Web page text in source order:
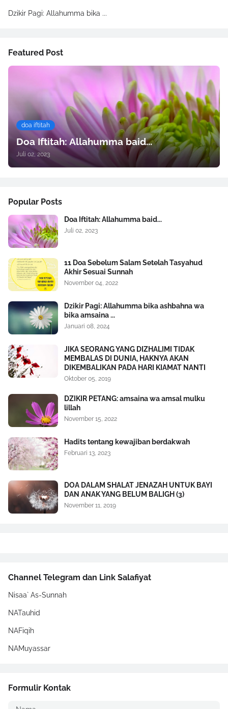
Dzikir Pagi: Allahumma bika ...
Featured Post
doa iftitah
Doa Iftitah: Allahumma baid...
Juli 02, 2023
Popular Posts
Doa Iftitah: Allahumma baid...
Juli 02, 2023
11 Doa Sebelum Salam Setelah Tasyahud
Akhir Sesuai Sunnah
November 04, 2022
Dzikir Pagi: Allahumma bika ashbahna wa
bika amsaina ...
Januari 08, 2024
JIKA SEORANG YANG DIZHALIMI TIDAK
MEMBALAS DI DUNIA, HAKNYA AKAN
DIKEMBALIKAN PADA HARI KIAMAT NANTI
Oktober 05, 2019
DZIKIR PETANG: amsaina wa amsal mulku
lillah
November 15, 2022
Hadits tentang kewajiban berdakwah
Februari 13, 2023
DOA DALAM SHALAT JENAZAH UNTUK BAYI
DAN ANAK YANG BELUM BALIGH (3)
November 11, 2019
Channel Telegram dan Link Salafiyat
Nisaa` As-Sunnah
NATauhid
NAFiqih
NAMuyassar
Formulir Kontak